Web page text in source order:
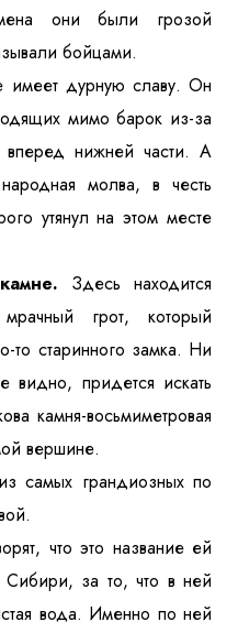
они были грозой
бойцами.
имеет дурную славу. Он
мимо барок из-за
вперед нижней части. А
молва, в честь
утянул на этом месте
Здесь находится
грот, который
то старинного замка. Ни
придется искать
камня-восьмиметровая
вершине.
самых грандиозных по
что это название ей
за то, что в ней
вода. Именно по ней